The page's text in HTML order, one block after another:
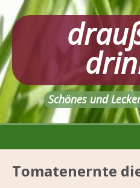
Schönes und
Tomatenernte